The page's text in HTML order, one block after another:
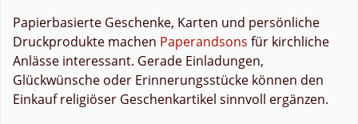
Papierbasierte Geschenke, Karten und persönliche
Druckprodukte machen Paperandsons für kirchliche
Anlässe interessant. Gerade Einladungen,
Glückwünsche oder Erinnerungsstücke können den
Einkauf religiöser Geschenkartikel sinnvoll ergänzen.